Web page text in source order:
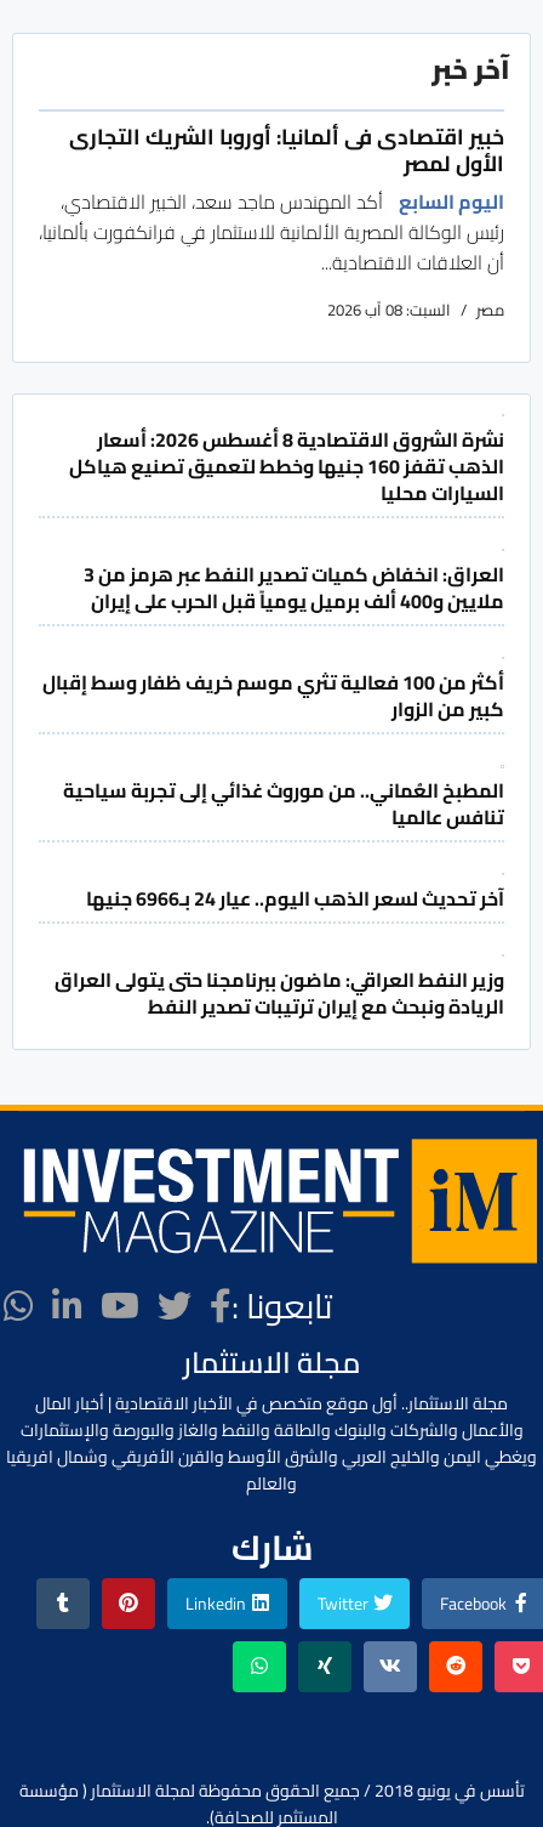
آخر خبر
خبير اقتصادى فى ألمانيا: أوروبا الشريك التجارى
الأول لمصر
اليوم السابع أكد المهندس ماجد سعد، الخبير الاقتصادي،
رئيس الوكالة المصرية الألمانية للاستثمار في فرانكفورت بألمانيا،
أن العلاقات الاقتصادية...
مصر السبت: 08 آب 2026
نشرة الشروق الاقتصادية 8 أغسطس 2026: أسعار
الذهب تقفز 160 جنيها وخطط لتعميق تصنيع هياكل
السيارات محليا
العراق: انخفاض كميات تصدير النفط عبر هرمز من 3
ملايين و400 ألف برميل يومياً قبل الحرب على إيران
أكثر من 100 فعالية تثري موسم خريف ظفار وسط إقبال
كبير من الزوار
المطبخ العُماني.. من موروث غذائي إلى تجربة سياحية
تنافس عالميا
آخر تحديث لسعر الذهب اليوم.. عيار 24 بـ6966 جنيها
وزير النفط العراقي: ماضون ببرنامجنا حتى يتولى العراق
الريادة ونبحث مع إيران ترتيبات تصدير النفط
تابعونا :
مجلة الاستثمار
مجلة الاستثمار.. أول موقع متخصص في الأخبار الاقتصادية | أخبار المال
والأعمال والشركات والبنوك والطاقة والنفط والغاز والبورصة والإستثمارات
ويغطي اليمن والخليج العربي والشرق الأوسط والقرن الأفريقي وشمال افريقيا
والعالم
شارك
Facebook
Twitter
Linkedin
تأسس في يونيو 2018 / جميع الحقوق محفوظة لمجلة الاستثمار ( مؤسسة
المستثمر للصحافة).